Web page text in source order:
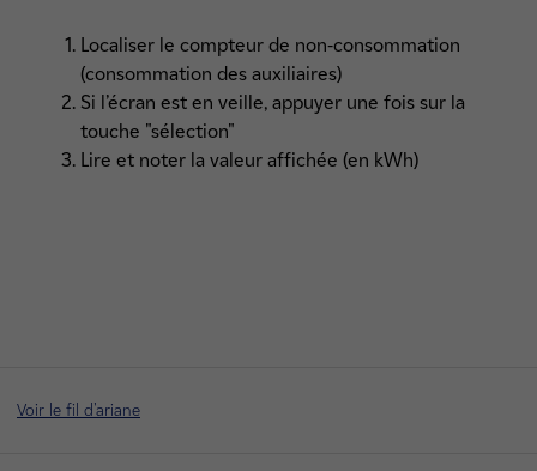
Localiser le compteur de non-consommation
(consommation des auxiliaires)
Si l’écran est en veille, appuyer une fois sur la
touche "sélection"
Lire et noter la valeur affichée (en kWh)
Voir le fil d'ariane